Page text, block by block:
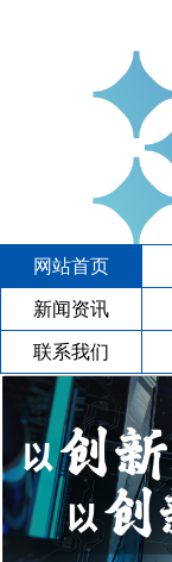
网站首页
新闻资讯
联系我们